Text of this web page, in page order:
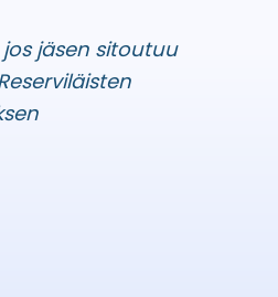
jäsen sitoutuu